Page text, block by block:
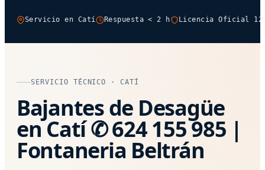
Servicio en Catí Respuesta < 2 h Licencia Oficial
SERVICIO TÉCNICO · CATÍ
Bajantes de Desagüe
en Catí ✆ 624 155 985 |
Fontaneria Beltrán